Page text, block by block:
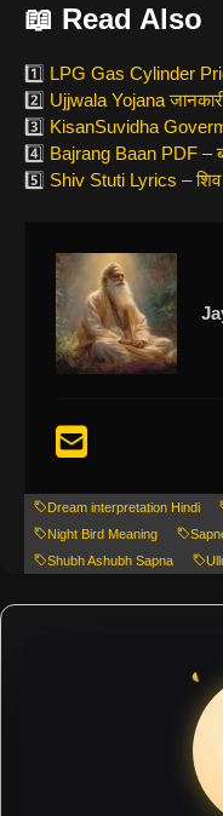
📖 Read Also
1️⃣ LPG Gas Cylinder
2️⃣ Ujjwala Yojana
3️⃣ KisanSuvidha
4️⃣ Bajrang Baan PDF –
5️⃣ Shiv Stuti Lyrics – शिव
Dream interpretation Hindi
Night Bird Meaning
Shubh Ashubh Sapna